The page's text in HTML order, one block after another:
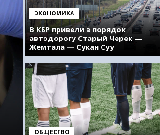
ЭКОНОМИКА
В КБР привели в порядок
автодорогу Старый Черек —
Жемтала — Сукан Суу
ОБЩЕСТВО